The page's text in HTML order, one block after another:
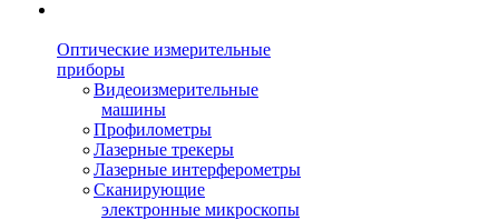
Оптические измерительные
приборы
Видеоизмерительные
машины
Профилометры
Лазерные трекеры
Лазерные интерферометры
Сканирующие
электронные микроскопы